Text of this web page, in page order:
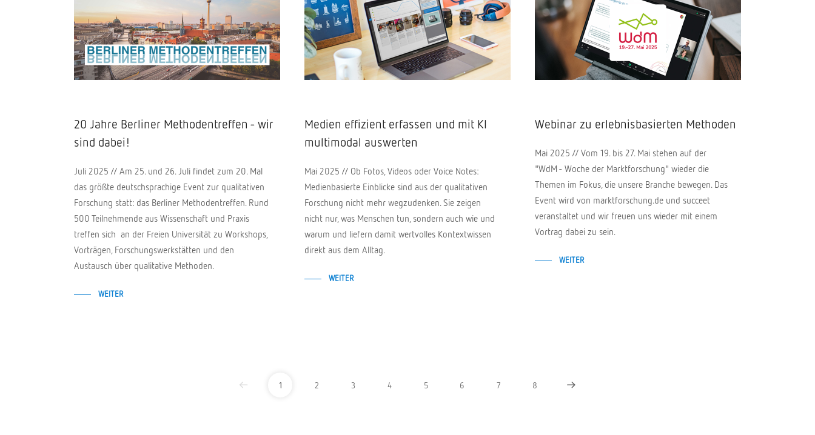
20 Jahre Berliner Methodentreffen - wir
sind dabei!
Juli 2025 // Am 25. und 26. Juli findet zum 20. Mal
das größte deutschsprachige Event zur qualitativen
Forschung statt: das Berliner Methodentreffen. Rund
500 Teilnehmende aus Wissenschaft und Praxis
treffen sich an der Freien Universität zu Workshops,
Vorträgen, Forschungswerkstätten und den
Austausch über qualitative Methoden.
WEITER
Medien effizient erfassen und mit KI
multimodal auswerten
Mai 2025 // Ob Fotos, Videos oder Voice Notes:
Medienbasierte Einblicke sind aus der qualitativen
Forschung nicht mehr wegzudenken. Sie zeigen
nicht nur, was Menschen tun, sondern auch wie und
warum und liefern damit wertvolles Kontextwissen
direkt aus dem Alltag.
WEITER
Webinar zu erlebnisbasierten Methoden
Mai 2025 // Vom 19. bis 27. Mai stehen auf der
"WdM - Woche der Marktforschung" wieder die
Themen im Fokus, die unsere Branche bewegen. Das
Event wird von marktforschung.de und succeet
veranstaltet und wir freuen uns wieder mit einem
Vortrag dabei zu sein.
WEITER
1 2 3 4 5 6 7 8